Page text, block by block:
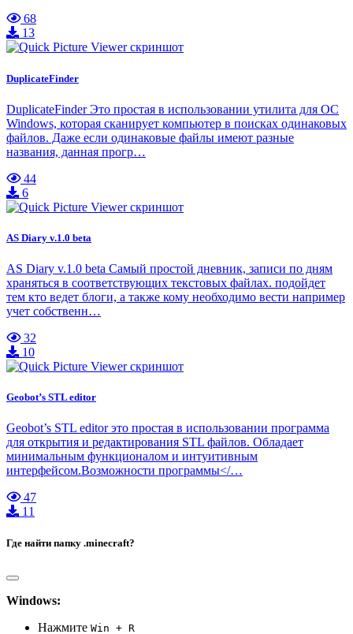
68
13
DuplicateFinder
DuplicateFinder Это простая в использовании утилита для ОС
Windows, которая сканирует компьютер в поисках одинаковых
файлов. Даже если одинаковые файлы имеют разные
названия, данная прогр…
44
6
AS Diary v.1.0 beta
AS Diary v.1.0 beta Самый простой дневник, записи по дням
храняться в соответствующих текстовых файлах. подойдет
тем кто ведет блоги, а также кому необходимо вести например
учет собственн…
32
10
Geobot’s STL editor
Geobot’s STL editor это простая в использовании программа
для открытия и редактирования STL файлов. Обладает
минимальным функционалом и интуитивным
интерфейсом.Возможности программы</…
47
11
Где найти папку .minecraft?
Windows:
Нажмите Win + R